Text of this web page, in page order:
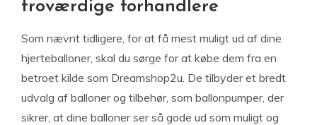
troværdige forhandlere
Som nævnt tidligere, for at få mest muligt ud af dine
hjerteballoner, skal du sørge for at købe dem fra en
betroet kilde som Dreamshop2u. De tilbyder et bredt
udvalg af balloner og tilbehør, som ballonpumper, der
sikrer, at dine balloner ser så gode ud som muligt og